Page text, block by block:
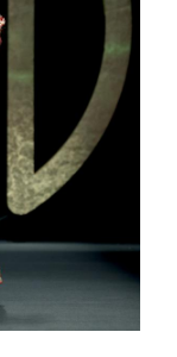
数字经济
溯源中国
会展
上市公司